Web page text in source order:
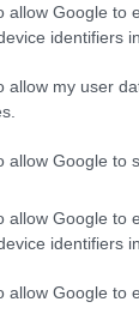
allow Google to
identifiers
allow my user
allow Google to
allow Google to
identifiers
allow Google to
στα 550 εκατ.
κέρδη 313 εκατ.